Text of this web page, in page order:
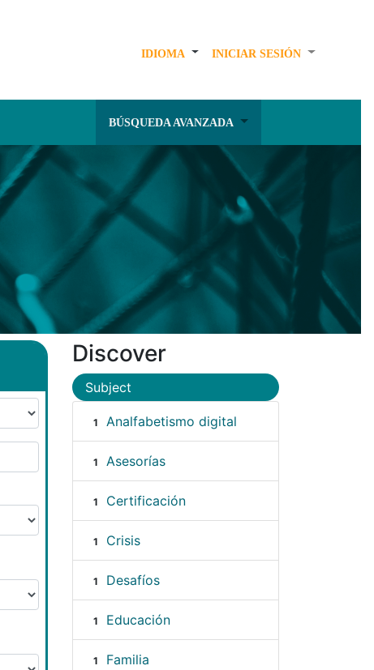
IDIOMA INICIAR SESIÓN
BÚSQUEDA AVANZADA
Discover
Subject
1 Analfabetismo digital
1 Asesorías
1 Certificación
1 Crisis
1 Desafíos
1 Educación
1 Familia